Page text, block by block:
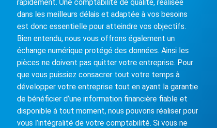
rapidement. Une comptabilité de qualité, réalisée
dans les meilleurs délais et adaptée à vos besoins
est donc essentielle pour atteindre vos objectifs.
Bien entendu, nous vous offrons également un
échange numérique protégé des données. Ainsi les
pièces ne doivent pas quitter votre entreprise. Pour
que vous puissiez consacrer tout votre temps à
développer votre entreprise tout en ayant la garantie
de bénéficier d’une information financière fiable et
disponible à tout moment, nous pouvons réaliser pour
vous l’intégralité de votre comptabilité. Si vous ne